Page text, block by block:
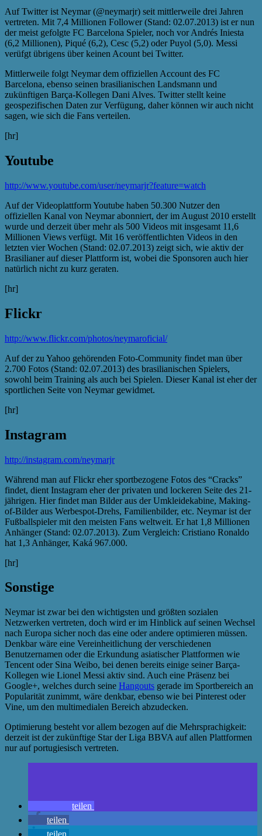
Auf Twitter ist Neymar (@neymarjr) seit mittlerweile drei Jahren
vertreten. Mit 7,4 Millionen Follower (Stand: 02.07.2013) ist er nun
der meist gefolgte FC Barcelona Spieler, noch vor Andrés Iniesta
(6,2 Millionen), Piqué (6,2), Cesc (5,2) oder Puyol (5,0). Messi
verüfgt übrigens über keinen Acount bei Twitter.
Mittlerweile folgt Neymar dem offiziellen Account des FC
Barcelona, ebenso seinen brasilianischen Landsmann und
zukünftigen Barça-Kollegen Dani Alves. Twitter stellt keine
geospezifischen Daten zur Verfügung, daher können wir auch nicht
sagen, wie sich die Fans verteilen.
[hr]
Youtube
http://www.youtube.com/user/neymarjr?feature=watch
Auf der Videoplattform Youtube haben 50.300 Nutzer den
offiziellen Kanal von Neymar abonniert, der im August 2010 erstellt
wurde und derzeit über mehr als 500 Videos mit insgesamt 11,6
Millionen Views verfügt. Mit 16 veröffentlichten Videos in den
letzten vier Wochen (Stand: 02.07.2013) zeigt sich, wie aktiv der
Brasilianer auf dieser Plattform ist, wobei die Sponsoren auch hier
natürlich nicht zu kurz geraten.
[hr]
Flickr
http://www.flickr.com/photos/neymaroficial/
Auf der zu Yahoo gehörenden Foto-Community findet man über
2.700 Fotos (Stand: 02.07.2013) des brasilianischen Spielers,
sowohl beim Training als auch bei Spielen. Dieser Kanal ist eher der
sportlichen Seite von Neymar gewidmet.
[hr]
Instagram
http://instagram.com/neymarjr
Während man auf Flickr eher sportbezogene Fotos des “Cracks”
findet, dient Instagram eher der privaten und lockeren Seite des 21-
jährigen. Hier findet man Bilder aus der Umkleidekabine, Making-
of-Bilder aus Werbespot-Drehs, Familienbilder, etc. Neymar ist der
Fußballspieler mit den meisten Fans weltweit. Er hat 1,8 Millionen
Anhänger (Stand: 02.07.2013). Zum Vergleich: Cristiano Ronaldo
hat 1,3 Anhänger, Kaká 967.000.
[hr]
Sonstige
Neymar ist zwar bei den wichtigsten und größten sozialen
Netzwerken vertreten, doch wird er im Hinblick auf seinen Wechsel
nach Europa sicher noch das eine oder andere optimieren müssen.
Denkbar wäre eine Vereinheitlichung der verschiedenen
Benutzernamen oder die Erkundung asiatischer Plattformen wie
Tencent oder Sina Weibo, bei denen bereits einige seiner Barça-
Kollegen wie Lionel Messi aktiv sind. Auch eine Präsenz bei
Google+, welches durch seine Hangouts gerade im Sportbereich an
Popularität zunimmt, wäre denkbar, ebenso wie bei Pinterest oder
Vine, um den multimedialen Bereich abzudecken.
Optimierung besteht vor allem bezogen auf die Mehrsprachigkeit:
derzeit ist der zukünftige Star der Liga BBVA auf allen Plattformen
nur auf portugiesisch vertreten.
teilen
teilen